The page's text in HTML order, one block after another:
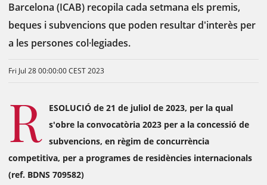
Barcelona (ICAB) recopila cada setmana els premis,
beques i subvencions que poden resultar d'interès per
a les persones col·legiades.
Fri Jul 28 00:00:00 CEST 2023
R
ESOLUCIÓ de 21 de juliol de 2023, per la qual
s'obre la convocatòria 2023 per a la concessió de
subvencions, en règim de concurrència
competitiva, per a programes de residències internacionals
(ref. BDNS 709582)